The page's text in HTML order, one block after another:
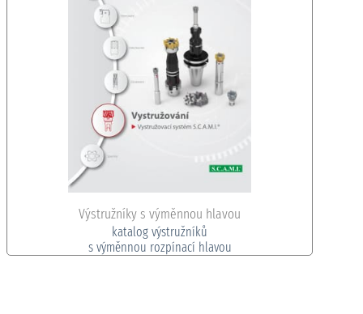
Výstružníky s výměnnou hlavou
katalog výstružníků
s výměnnou rozpínací hlavou